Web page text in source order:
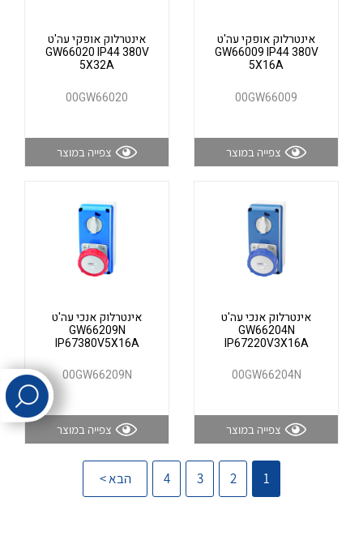
פתרונות וציוד לסביבה נפיצה EX
לכל מוצרי היצרן לכל מוצרי היצרן
אינטרלוק אופקי עה'ט
GW66009 IP44 380V
5X16A
00GW66009
צפייה במוצר
אינטרלוק אופקי עה'ט
GW66020 IP44 380V
5X32A
00GW66020
צפייה במוצר
אינטרלוק אנכי עה'ט
GW66204N
IP67220V3X16A
00GW66204N
צפייה במוצר
אינטרלוק אנכי עה'ט
GW66209N
IP67380V5X16A
00GW66209N
צפייה במוצר
1
2
3
4 הבא >